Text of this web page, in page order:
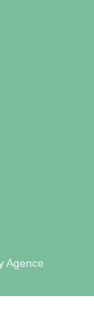
Agence